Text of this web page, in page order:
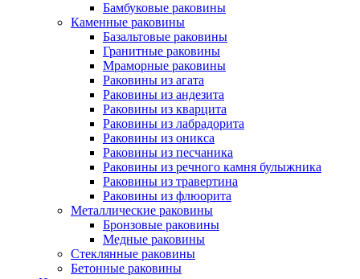
Бамбуковые раковины
Каменные раковины
Базальтовые раковины
Гранитные раковины
Мраморные раковины
Раковины из агата
Раковины из андезита
Раковины из кварцита
Раковины из лабрадорита
Раковины из оникса
Раковины из песчаника
Раковины из речного камня булыжника
Раковины из травертина
Раковины из флюорита
Металлические раковины
Бронзовые раковины
Медные раковины
Стеклянные раковины
Бетонные раковины